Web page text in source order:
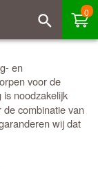
0
en
voor de
noodzakelijk
combinatie van
wij dat